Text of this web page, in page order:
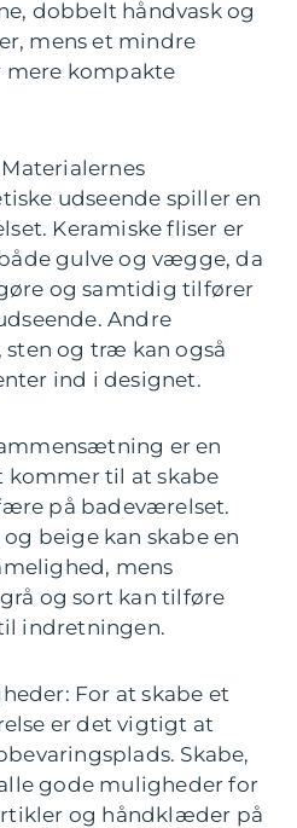
dobbelt håndvask og
mens et mindre
kompakte
udseende spiller en
Keramiske fliser er
gulve og vægge, da
og samtidig tilfører
Andre
sten og træ kan også
ind i designet.
er en
til at skabe
på badeværelset.
beige kan skabe en
mens
og sort kan tilføre
indretningen.
For at skabe et
er det vigtigt at
Skabe,
gode muligheder for
og håndklæder på